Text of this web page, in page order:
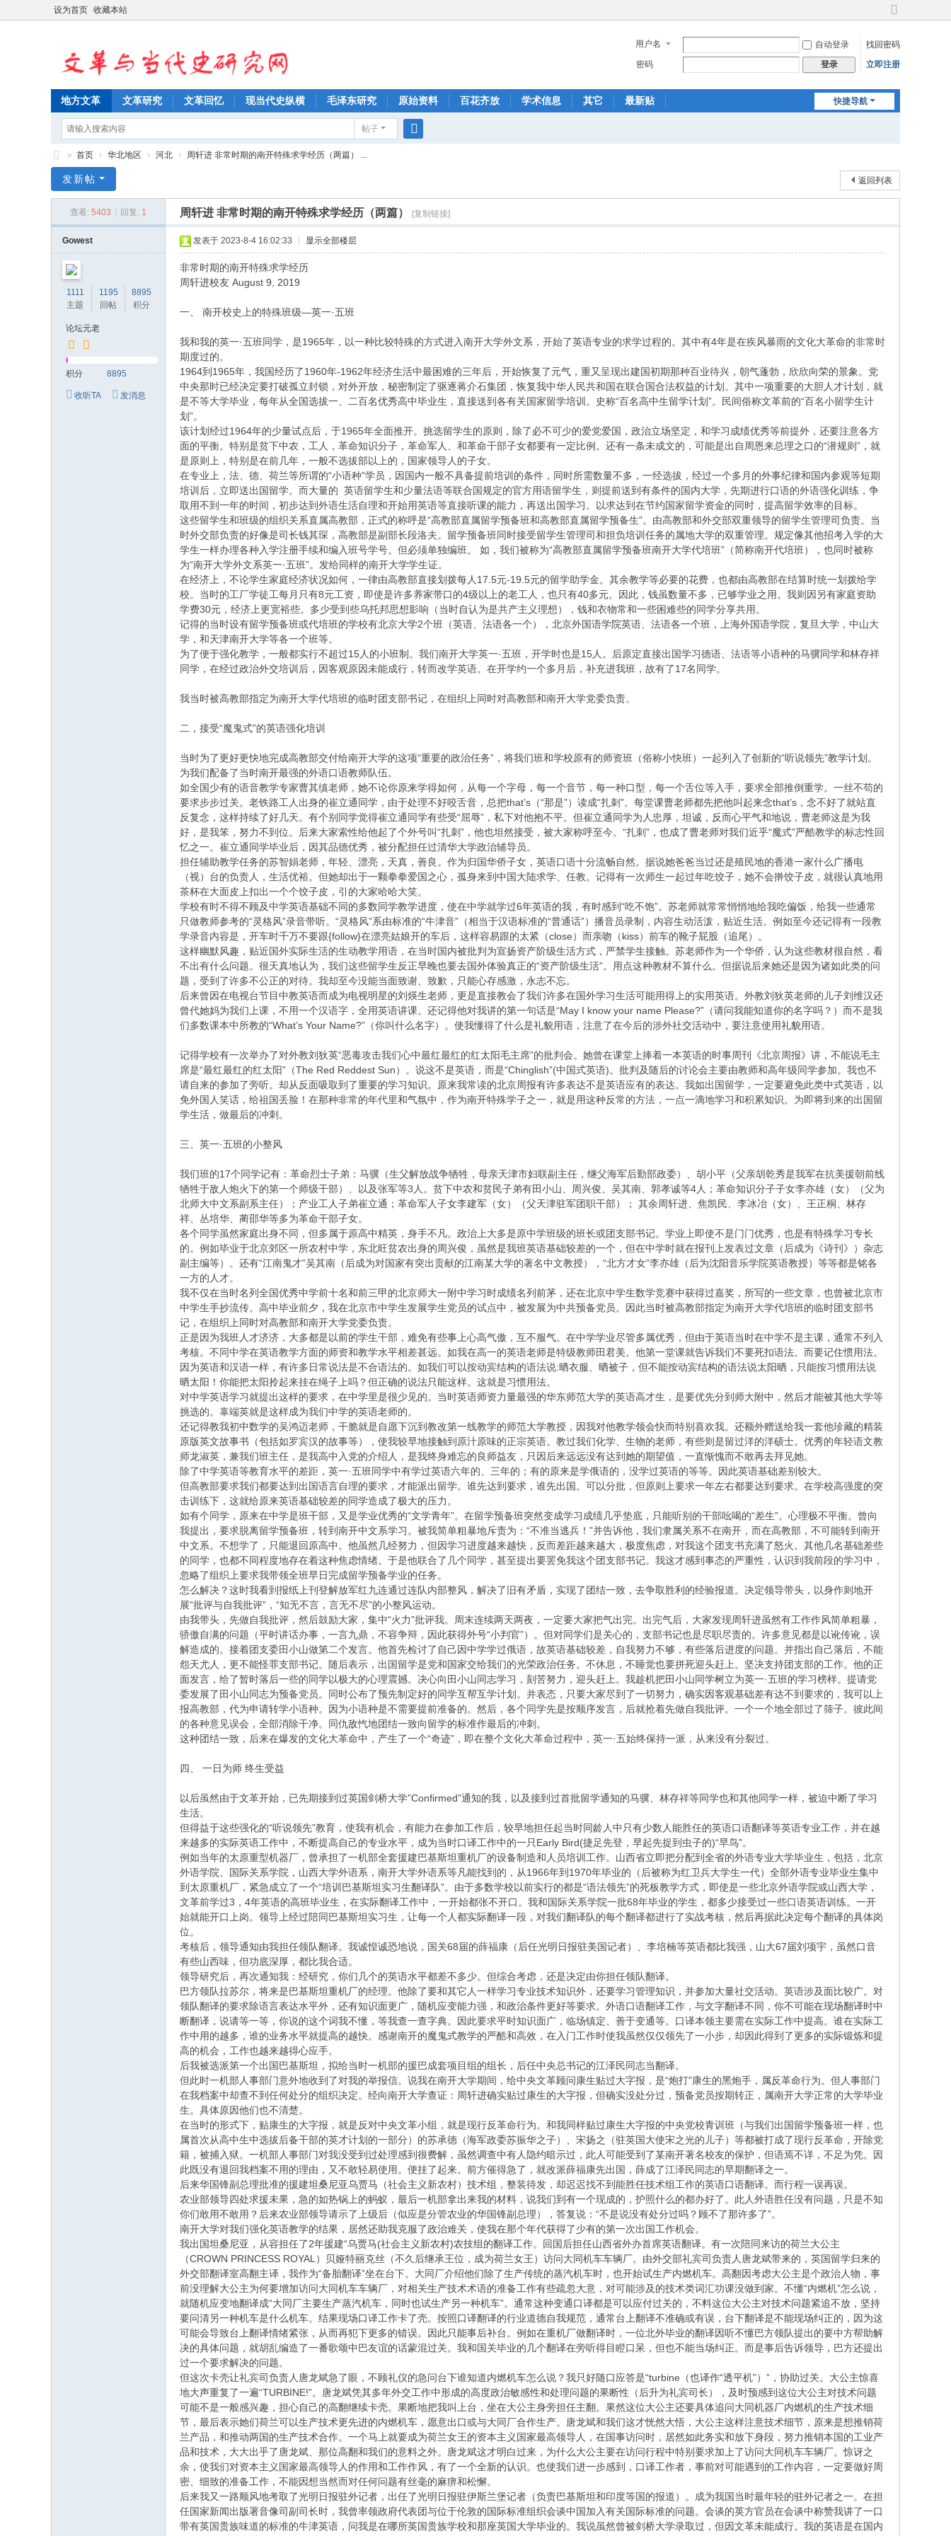
设为首页 收藏本站
切
到
宽
用户名 自动登录
找回密码
密码
登录 立即注册
快捷导航
地方文革 文革研究 文革回忆 现当代史纵横 毛泽东研究 原始资料 百花齐放 学术信息 其它 最新贴
帖子
革
» 首页 › 华北地区 › 河北 › 周轩进 非常时期的南开特殊求学经历（两篇） ...
返回列表
发新帖
查看: 5403 回复: 1 周轩进 非常时期的南开特殊求学经历（两篇） [复制链接]
Gowest
1111
主题
1195
回帖
8895
积分
论坛元老
积分 8895
收听TA 发消息
发表于 2023-8-4 16:02:33 显示全部楼层
非常时期的南开特殊求学经历
周轩进校友 August 9, 2019
一、 南开校史上的特殊班级—英一·五班
我和我的英一·五班同学，是1965年，以一种比较特殊的方式进入南开大学外文系，开始了英语专业的求学过程的。其中有4年是在疾风暴雨的文化大革命的非常时
期度过的。
1964到1965年，我国经历了1960年-1962年经济生活中最困难的三年后，开始恢复了元气，重又呈现出建国初期那种百业待兴，朝气蓬勃，欣欣向荣的景象。党
中央那时已经决定要打破孤立封锁，对外开放，秘密制定了驱逐蒋介石集团，恢复我中华人民共和国在联合国合法权益的计划。其中一项重要的大胆人才计划，就
是不等大学毕业，每年从全国选拔一、二百名优秀高中毕业生，直接送到各有关国家留学培训。史称“百名高中生留学计划”。民间俗称文革前的“百名小留学生计
划”。
该计划经过1964年的少量试点后，于1965年全面推开。挑选留学生的原则，除了必不可少的爱党爱国，政治立场坚定，和学习成绩优秀等前提外，还要注意各方
面的平衡。特别是贫下中农，工人，革命知识分子，革命军人、和革命干部子女都要有一定比例。还有一条未成文的，可能是出自周恩来总理之口的“潜规则”，就
是原则上，特别是在前几年，一般不选拔部以上的，国家领导人的子女。
在专业上，法、德、荷兰等所谓的“小语种”学员，因国内一般不具备提前培训的条件，同时所需数量不多，一经选拔，经过一个多月的外事纪律和国内参观等短期
培训后，立即送出国留学。而大量的 英语留学生和少量法语等联合国规定的官方用语留学生，则提前送到有条件的国内大学，先期进行口语的外语强化训练，争
取用不到一年的时间，初步达到外语生活自理和开始用英语等直接听课的能力，再送出国学习。以求达到在节约国家留学资金的同时，提高留学效率的目标。
这些留学生和班级的组织关系直属高教部，正式的称呼是“高教部直属留学预备班和高教部直属留学预备生”。由高教部和外交部双重领导的留学生管理司负责。当
时外交部负责的好像是司长钱其琛，高教部是副部长段洛夫。留学预备班同时接受留学生管理司和担负培训任务的属地大学的双重管理。规定像其他招考入学的大
学生一样办理各种入学注册手续和编入班号学号。但必须单独编班。 如，我们被称为“高教部直属留学预备班南开大学代培班”（简称南开代培班），也同时被称
为“南开大学外文系英一·五班”。发给同样的南开大学学生证。
在经济上，不论学生家庭经济状况如何，一律由高教部直接划拨每人17.5元-19.5元的留学助学金。其余教学等必要的花费，也都由高教部在结算时统一划拨给学
校。当时的工厂学徒工每月只有8元工资，即使是许多养家带口的4级以上的老工人，也只有40多元。因此，钱虽数量不多，已够学业之用。我则因另有家庭资助
学费30元，经济上更宽裕些。多少受到些乌托邦思想影响（当时自认为是共产主义理想），钱和衣物常和一些困难些的同学分享共用。
记得的当时设有留学预备班或代培班的学校有北京大学2个班（英语、法语各一个），北京外国语学院英语、法语各一个班，上海外国语学院，复旦大学，中山大
学，和天津南开大学等各一个班等。
为了便于强化教学，一般都实行不超过15人的小班制。我们南开大学英一·五班，开学时也是15人。后原定直接出国学习德语、法语等小语种的马骥同学和林存祥
同学，在经过政治外交培训后，因客观原因未能成行，转而改学英语。在开学约一个多月后，补充进我班，故有了17名同学。
我当时被高教部指定为南开大学代培班的临时团支部书记，在组织上同时对高教部和南开大学党委负责。
二，接受“魔鬼式”的英语强化培训
当时为了更好更快地完成高教部交付给南开大学的这项“重要的政治任务”，将我们班和学校原有的师资班（俗称小快班）一起列入了创新的“听说领先”教学计划。
为我们配备了当时南开最强的外语口语教师队伍。
如全国少有的语音教学专家曹其缜老师，她不论你原来学得如何，从每一个字母，每一个音节，每一种口型，每一个舌位等入手，要求全部推倒重学。一丝不苟的
要求步步过关。老铁路工人出身的崔立通同学，由于处理不好咬舌音，总把that’s（“那是”）读成“扎刺”。每堂课曹老师都先把他叫起来念that’s，念不好了就站直
反复念，这样持续了好几天。有个别同学觉得崔立通同学有些受“屈辱”，私下对他抱不平。但崔立通同学为人忠厚，坦诚，反而心平气和地说，曹老师这是为我
好，是我笨，努力不到位。后来大家索性给他起了个外号叫“扎刺”，他也坦然接受，被大家称呼至今。“扎刺”，也成了曹老师对我们近乎“魔式”严酷教学的标志性回
忆之一。崔立通同学毕业后，因其品德优秀，被分配担任过清华大学政治辅导员。
担任辅助教学任务的苏智娟老师，年轻、漂亮，天真，善良。作为归国华侨子女，英语口语十分流畅自然。据说她爸爸当过还是殖民地的香港一家什么广播电
（视）台的负责人，生活优裕。但她却出于一颗拳拳爱国之心，孤身来到中国大陆求学、任教。记得有一次师生一起过年吃饺子，她不会擀饺子皮，就很认真地用
茶杯在大面皮上扣出一个个饺子皮，引的大家哈哈大笑。
学校有时不得不顾及中学英语基础不同的多数同学教学进度，使在中学就学过6年英语的我，有时感到“吃不饱”。苏老师就常常悄悄地给我吃偏饭，给我一些通常
只做教师参考的“灵格风”录音带听。“灵格风”系由标准的“牛津音”（相当于汉语标准的“普通话”）播音员录制，内容生动活泼，贴近生活。例如至今还记得有一段教
学录音内容是，开车时千万不要跟{follow}在漂亮姑娘开的车后，这样容易跟的太紧（close）而亲吻（kiss）前车的靴子屁股（追尾）。
这样幽默风趣，贴近国外实际生活的生动教学用语，在当时国内被批判为宣扬资产阶级生活方式，严禁学生接触。苏老师作为一个华侨，认为这些教材很自然，看
不出有什么问题。很天真地认为，我们这些留学生反正早晚也要去国外体验真正的“资产阶级生活”。用点这种教材不算什么。但据说后来她还是因为诸如此类的问
题，受到了许多不公正的对待。我却至今没能当面致谢、致歉，只能心存感激，永志不忘。
后来曾因在电视台节目中教英语而成为电视明星的刘煐生老师，更是直接教会了我们许多在国外学习生活可能用得上的实用英语。外教刘狄英老师的儿子刘维汉还
曾代她妈为我们上课，不用一个汉语字，全用英语讲课。还记得他对我讲的第一句话是“May I know your name Please?”（请问我能知道你的名字吗？）而不是我
们多数课本中所教的“What’s Your Name?”（你叫什么名字）。使我懂得了什么是礼貌用语，注意了在今后的涉外社交活动中，要注意使用礼貌用语。
记得学校有一次举办了对外教刘狄英“恶毒攻击我们心中最红最红的红太阳毛主席”的批判会。她曾在课堂上捧着一本英语的时事周刊《北京周报》讲，不能说毛主
席是“最红最红的红太阳”（The Red Reddest Sun）。说这不是英语，而是“Chinglish”(中国式英语)。批判及随后的讨论会主要由教师和高年级同学参加。我也不
请自来的参加了旁听。却从反面吸取到了重要的学习知识。原来我常读的北京周报有许多表达不是英语应有的表达。我如出国留学，一定要避免此类中式英语，以
免外国人笑话，给祖国丢脸！在那种非常的年代里和气氛中，作为南开特殊学子之一，就是用这种反常的方法，一点一滴地学习和积累知识。为即将到来的出国留
学生活，做最后的冲刺。
三、英一·五班的小整风
我们班的17个同学记有：革命烈士子弟：马骥（生父解放战争牺牲，母亲天津市妇联副主任，继父海军后勤部政委）、胡小平（父亲胡乾秀是我军在抗美援朝前线
牺牲于敌人炮火下的第一个师级干部）、以及张军等3人。贫下中农和贫民子弟有田小山、周兴俊、吴其南、郭孝诚等4人；革命知识分子子女李亦雄（女）（父为
北师大中文系副系主任）；产业工人子弟崔立通；革命军人子女李建军（女）（父天津驻军团职干部）； 其余周轩进、焦凯民、李冰冶（女）、王正桐、林存
祥、丛培华、蔺邵华等多为革命干部子女。
各个同学虽然家庭出身不同，但多属于原高中精英，身手不凡。政治上大多是原中学班级的班长或团支部书记。学业上即使不是门门优秀，也是有特殊学习专长
的。例如毕业于北京郊区一所农村中学，东北旺贫农出身的周兴俊，虽然是我班英语基础较差的一个，但在中学时就在报刊上发表过文章（后成为《诗刊》）杂志
副主编等）。还有“江南鬼才”吴其南（后成为对国家有突出贡献的江南某大学的著名中文教授），“北方才女”李亦雄（后为沈阳音乐学院英语教授）等等都是铭各
一方的人才。
我不仅在当时名列全国优秀中学前十名和前三甲的北京师大一附中学习时成绩名列前茅，还在北京中学生数学竞赛中获得过嘉奖，所写的一些文章，也曾被北京市
中学生手抄流传。高中毕业前夕，我在北京市中学生发展学生党员的试点中，被发展为中共预备党员。因此当时被高教部指定为南开大学代培班的临时团支部书
记，在组织上同时对高教部和南开大学党委负责。
正是因为我班人才济济，大多都是以前的学生干部，难免有些事上心高气傲，互不服气。在中学学业尽管多属优秀，但由于英语当时在中学不是主课，通常不列入
考核。不同中学在英语教学方面的师资和教学水平相差甚远。如我在高一的英语老师是特级教师田君美。他第一堂课就告诉我们不要死扣语法。而要记住惯用法。
因为英语和汉语一样，有许多日常说法是不合语法的。如我们可以按动宾结构的语法说:晒衣服、晒被子，但不能按动宾结构的语法说太阳晒，只能按习惯用法说
晒太阳！你能把太阳拎起来挂在绳子上吗？但正确的说法只能这样。这就是习惯用法。
对中学英语学习就提出这样的要求，在中学里是很少见的。当时英语师资力量最强的华东师范大学的英语高才生，是要优先分到师大附中，然后才能被其他大学等
挑选的。辜端英就是这样成为我们中学的英语老师的。
还记得教我初中数学的吴鸿迈老师，干脆就是自愿下沉到教改第一线教学的师范大学教授，因我对他教学领会快而特别喜欢我。还额外赠送给我一套他珍藏的精装
原版英文故事书（包括如罗宾汉的故事等），使我较早地接触到原汁原味的正宗英语。教过我们化学、生物的老师，有些则是留过洋的洋硕士。优秀的年轻语文教
师龙淑英，兼我们班主任，是我高中入党的介绍人，是我终身难忘的良师益友，只因后来远远没有达到她的期望值，一直惭愧而不敢再去拜见她。
除了中学英语等教育水平的差距，英一·五班同学中有学过英语六年的、三年的；有的原来是学俄语的，没学过英语的等等。因此英语基础差别较大。
但高教部要求我们都要达到出国语言自理的要求，才能派出留学。谁先达到要求，谁先出国。可以分批，但原则上要求一年左右都要达到要求。在学校高强度的突
击训练下，这就给原来英语基础较差的同学造成了极大的压力。
如有个同学，原来在中学是班干部，又是学业优秀的“文学青年”。在留学预备班突然变成学习成绩几乎垫底，只能听别的干部吆喝的“差生”。心理极不平衡。曾向
我提出，要求脱离留学预备班，转到南开中文系学习。被我简单粗暴地斥责为：“不准当逃兵！”并告诉他，我们隶属关系不在南开，而在高教部，不可能转到南开
中文系。不想学了，只能退回原高中。他虽然几经努力，但因学习进度越来越快，反而差距越来越大，极度焦虑，对我这个团支书充满了怒火。其他几名基础差些
的同学，也都不同程度地存在着这种焦虑情绪。于是他联合了几个同学，甚至提出要罢免我这个团支部书记。我这才感到事态的严重性，认识到我前段的学习中，
忽略了组织上要求我带领全班早日完成留学预备学业的任务。
怎么解决？这时我看到报纸上刊登解放军红九连通过连队内部整风，解决了旧有矛盾，实现了团结一致，去争取胜利的经验报道。决定领导带头，以身作则地开
展“批评与自我批评”，“知无不言，言无不尽”的小整风运动。
由我带头，先做自我批评，然后鼓励大家，集中“火力”批评我。周末连续两天两夜，一定要大家把气出完。出完气后，大家发现周轩进虽然有工作作风简单粗暴，
骄傲自满的问题（平时讲话办事，一言九鼎，不容争辩，因此获得外号“小判官”）。但对同学们是关心的，支部书记也是尽职尽责的。许多意见都是以讹传讹，误
解造成的。接着团支委田小山做第二个发言。他首先检讨了自己因中学学过俄语，故英语基础较差，自我努力不够，有些落后进度的问题。并指出自己落后，不能
怨天尤人，更不能怪罪支部书记。随后表示，出国留学是党和国家交给我们的光荣政治任务。不休息，不睡觉也要拼死迎头赶上。坚决支持团支部的工作。他的正
面发言，给了暂时落后一些的同学以极大的心理震撼。决心向田小山同志学习，刻苦努力，迎头赶上。我趁机把田小山同学树立为英一·五班的学习榜样。提请党
委发展了田小山同志为预备党员。同时公布了预先制定好的同学互帮互学计划。并表态，只要大家尽到了一切努力，确实因客观基础差有达不到要求的，我可以上
报高教部，代为申请转学小语种。因为小语种是不需要提前准备的。然后，各个同学先是按顺序发言，后就抢着先做自我批评。一个一个地全部过了筛子。彼此间
的各种意见误会，全部消除干净。同仇敌忾地团结一致向留学的标准作最后的冲刺。
这种团结一致，后来在爆发的文化大革命中，产生了一个“奇迹”，即在整个文化大革命过程中，英一·五始终保持一派，从来没有分裂过。
四、 一日为师 终生受益
以后虽然由于文革开始，已先期接到过英国剑桥大学”Confirmed”通知的我，以及接到过首批留学通知的马骥、林存祥等同学也和其他同学一样，被迫中断了学习
生活。
但得益于这些强化的“听说领先”教育，使我有机会，有能力在参加工作后，较早地担任起当时同龄人中只有少数人能胜任的英语口语翻译等英语专业工作，并在越
来越多的实际英语工作中，不断提高自己的专业水平，成为当时口译工作中的一只Early Bird(捷足先登，早起先捉到虫子的)“早鸟”。
例如当年的太原重型机器厂，曾承担了一机部全套援建巴基斯坦重机厂的设备制造和人员培训工作。山西省立即把分配到全省的外语专业大学毕业生，包括，北京
外语学院、国际关系学院，山西大学外语系，南开大学外语系等凡能找到的，从1966年到1970年毕业的（后被称为红卫兵大学生一代）全部外语专业毕业生集中
到太原重机厂，紧急成立了一个“培训巴基斯坦实习生翻译队”。由于多数学校以前实行的都是“语法领先”的死板教学方式，即使是一些北京外语学院或山西大学，
文革前学过3，4年英语的高班毕业生，在实际翻译工作中，一开始都张不开口。我和国际关系学院一批68年毕业的学生，都多少接受过一些口语英语训练。一开
始就能开口上岗。领导上经过陪同巴基斯坦实习生，让每一个人都实际翻译一段，对我们翻译队的每个翻译都进行了实战考核，然后再据此决定每个翻译的具体岗
位。
考核后，领导通知由我担任领队翻译。我诚惶诚恐地说，国关68届的薛福康（后任光明日报驻美国记者）、李培楠等英语都比我强，山大67届刘项宇，虽然口音
有些山西味，但功底深厚，都比我合适。
领导研究后，再次通知我：经研究，你们几个的英语水平都差不多少。但综合考虑，还是决定由你担任领队翻译。
巴方领队拉苏尔，将来是巴基斯坦重机厂的经理。他除了要和其它人一样学习专业技术知识外，还要学习管理知识，并参加大量社交活动。英语涉及面比较广。对
领队翻译的要求除语言表达水平外，还有知识面更广，随机应变能力强，和政治条件更好等要求。外语口语翻译工作，与文字翻译不同，你不可能在现场翻译时中
断翻译，说请等一等，你说的这个词我不懂，等我查一查字典。因此要求平时知识面广，临场镇定、善于变通等。口译本领主要需在实际工作中提高。谁在实际工
作中用的越多，谁的业务水平就提高的越快。感谢南开的魔鬼式教学的严酷和高效，在入门工作时使我虽然仅仅领先了一小步，却因此得到了更多的实际锻炼和提
高的机会，工作也越来越得心应手。
后我被选派第一个出国巴基斯坦，拟给当时一机部的援巴成套项目组的组长，后任中央总书记的江泽民同志当翻译。
但此时一机部人事部门意外地收到了对我的举报信。说我在南开大学期间，给中央文革顾问康生贴过大字报，是“炮打”康生的黑炮手，属反革命行为。但人事部门
在我档案中却查不到任何处分的组织决定。经向南开大学查证：周轩进确实贴过康生的大字报，但确实没处分过，预备党员按期转正，属南开大学正常的大学毕业
生。具体原因他们也不清楚。
在当时的形式下，贴康生的大字报，就是反对中央文革小组，就是现行反革命行为。和我同样贴过康生大字报的中央党校青训班（与我们出国留学预备班一样，也
属首次从高中生中选拔后备干部的英才计划的一部分）的苏承德（海军政委苏振华之子）、宋扬之（驻英国大使宋之光的儿子）等都被打成了现行反革命，开除党
籍，被捕入狱。一机部人事部门对我没受到过处理感到很费解，虽然调查中有人隐约暗示过，此人可能受到了某南开著名校友的保护，但语焉不详，不足为凭。因
此既没有退回我档案不用的理由，又不敢轻易使用。便挂了起来。前方催得急了，就改派薛福康先出国，薛成了江泽民同志的早期翻译之一。
后来华国锋副总理批准的援建坦桑尼亚乌贾马（社会主义新农村）技术组，整装待发，却迟迟找不到能胜任技术组工作的英语口语翻译。而行程一误再误。
农业部领导四处求援未果，急的如热锅上的蚂蚁，最后一机部拿出来我的材料，说我们到有一个现成的，护照什么的都办好了。此人外语胜任没有问题，只是不知
你们敢用不敢用？后来农业部领导请示了上级后（似应是分管农业的华国锋副总理），答复说：“不是说没有处分过吗？顾不了那许多了”。
南开大学对我们强化英语教学的结果，居然还助我克服了政治难关，使我在那个年代获得了少有的第一次出国工作机会。
我出国坦桑尼亚，从容担任了2年援建“乌贾马(社会主义新农村)农技组的翻译工作。回国后担任山西省外办首席英语翻译。有一次陪同来访的荷兰大公主
（CROWN PRINCESS ROYAL）贝娅特丽克丝（不久后继承王位，成为荷兰女王）访问大同机车车辆厂。由外交部礼宾司负责人唐龙斌带来的，英国留学归来的
外交部翻译室高翻主译，我作为“备胎翻译”坐在台下。大同厂介绍他们除了生产传统的蒸汽机车时，也开始试生产内燃机车。高翻因考虑大公主是个政治人物，事
前没理解大公主为何要增加访问大同机车车辆厂，对相关生产技术术语的准备工作有些疏忽大意，对可能涉及的技术类词汇功课没做到家。不懂“内燃机”怎么说，
就随机应变地翻译成“大同厂主要生产蒸汽机车，同时也试生产另一种机车”。通常这种变通口译都是可以应付过关的，不料这位大公主对技术问题紧追不放，坚持
要问清另一种机车是什么机车。结果现场口译工作卡了壳。按照口译翻译的行业道德自我规范，通常台上翻译不准确或有误，台下翻译是不能现场纠正的，因为这
可能会导致台上翻译情绪紧张，从而再犯下更多的错误。因此只能事后补台。例如在重机厂做翻译时，一位北外毕业的翻译因听不懂巴方领队提出的要中方帮助解
决的具体问题，就胡乱编造了一番歌颂中巴友谊的话蒙混过关。我和国关毕业的几个翻译在旁听得目瞪口呆，但也不能当场纠正。而是事后告诉领导，巴方还提出
过一个要求解决的问题。
但这次卡壳让礼宾司负责人唐龙斌急了眼，不顾礼仪的急问台下谁知道内燃机车怎么说？我只好随口应答是“turbine（也译作“透平机”）”，协助过关。大公主惊喜
地大声重复了一遍“TURBINE!”。唐龙斌凭其多年外交工作中形成的高度政治敏感性和处理问题的果断性（后升为礼宾司长），及时预感到这位大公主对技术问题
可能不是一般感兴趣，担心自己的高翻继续卡壳。果断地把我叫上台，坐在大公主身旁担任主翻。果然这位大公主还要具体追问大同机器厂内燃机的生产技术细
节，最后表示她们荷兰可以生产技术更先进的内燃机车，愿意出口或与大同厂合作生产。唐龙斌和我们这才恍然大悟，大公主这样注意技术细节，原来是想推销荷
兰产品，和推动两国的生产技术合作。一个马上就要成为荷兰女王的资本主义国家最高领导人，在国事访问时，居然如此务实和放下身段，努力推销本国的工业产
品和技术，大大出乎了唐龙斌、那位高翻和我们的意料之外。唐龙斌这才明白过来，为什么大公主要在访问行程中特别要求加上了访问大同机车车辆厂。惊讶之
余，使我们对资本主义国家最高领导人的作用和工作作风，有了一个全新的认识。也使我们进一步感到，口译工作者，事前对可能遇到的工作内容，一定要做好周
密、细致的准备工作，不能因想当然而对任何问题有丝毫的麻痹和松懈。
后来我又一路顺风地考取了光明日报驻外记者，出任了光明日报驻伊斯兰堡记者（负责巴基斯坦和印度等国的报道）。成为我国当时最年轻的驻外记者之一。在担
任国家新闻出版署音像司副司长时，我曾率领政府代表团与位于伦敦的国际标准组织会谈中国加入有关国际标准的问题。会谈的英方官员在会谈中称赞我讲了一口
带有英国贵族味道的标准的牛津英语，问我是在哪所英国贵族学校和那座英国大学毕业的。我说虽然曾被剑桥大学录取过，但因文革未能成行。我的英语是在国内